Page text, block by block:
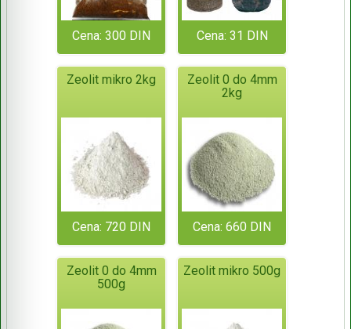
Cena: 300 DIN Cena: 31 DIN
Zeolit mikro 2kg
Cena: 720 DIN
Zeolit 0 do 4mm
2kg
Cena: 660 DIN
Zeolit 0 do 4mm
500g
Zeolit mikro 500g